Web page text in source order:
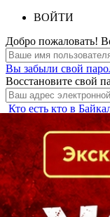
ВОЙТИ
Добро пожаловать!
Вы забыли свой
Восстановите свой
Кто есть кто в